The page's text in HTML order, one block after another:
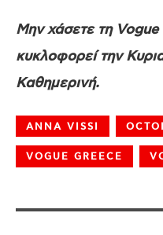
Μην χάσετε τη
κυκλοφορεί την
Καθημερινή.
ANNA VISSI
VOGUE GREECE